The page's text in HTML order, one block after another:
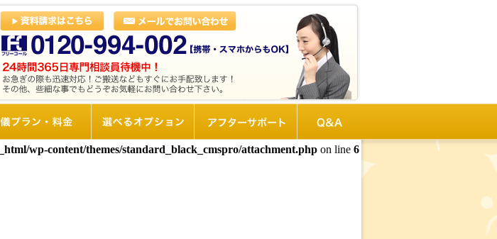
wp-content/themes/standard_black_cmspro/attachment.php on line 6